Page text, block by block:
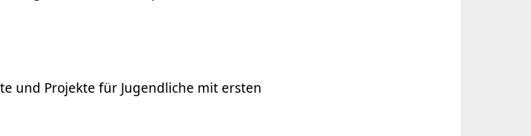
und Projekte für Jugendliche mit ersten